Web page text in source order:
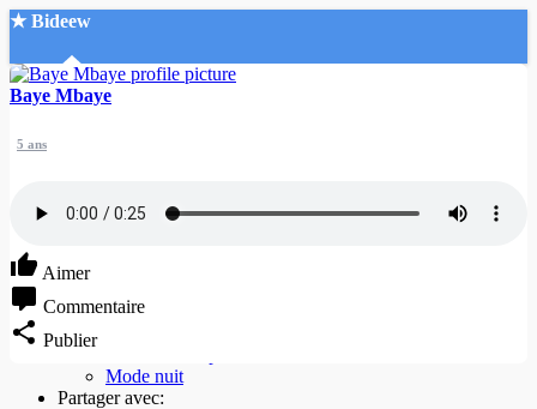
★ Bideew
Accueil
Mon compte
Mode nuit
Baye Mbaye
5 ans
Aimer
Commentaire
Publier
Partager avec: